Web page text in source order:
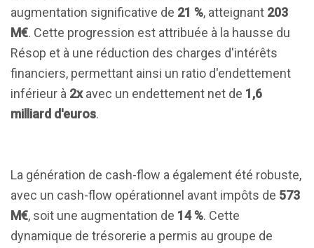
augmentation significative de 21 %, atteignant 203
M€. Cette progression est attribuée à la hausse du
Résop et à une réduction des charges d'intérêts
financiers, permettant ainsi un ratio d'endettement
inférieur à 2xavec un endettement net de 1,6
milliard d'euros.
La génération de cash-flow a également été robuste,
avec un cash-flow opérationnel avant impôts de 573
M€, soit une augmentation de 14 %. Cette
dynamique de trésorerie a permis au groupe de